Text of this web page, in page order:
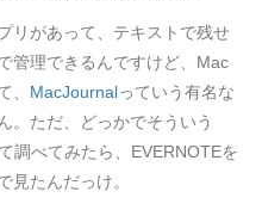
リがあって、テキストで残せ
管理できるんですけど、Mac
、 MacJournalっていう有名な
。ただ、どっかでそういう
調べてみたら、EVERNOTEを
見たんだっけ。